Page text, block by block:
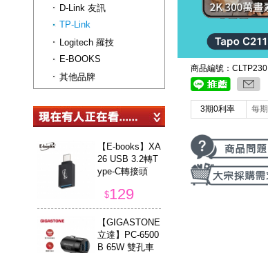
商品編號：CLTP230
3期0利率 每期
D-Link 友訊
TP-Link
Logitech 羅技
E-BOOKS
其他品牌
【E-books】XA
26 USB 3.2轉T
ype-C轉接頭
$129
【GIGASTONE
立達】PC-6500
B 65W 雙孔車